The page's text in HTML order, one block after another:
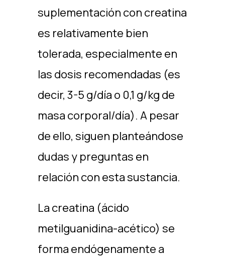
suplementación con creatina
es relativamente bien
tolerada, especialmente en
las dosis recomendadas (es
decir, 3-5 g/día o 0,1 g/kg de
masa corporal/día). A pesar
de ello, siguen planteándose
dudas y preguntas en
relación con esta sustancia.
La creatina (ácido
metilguanidina-acético) se
forma endógenamente a